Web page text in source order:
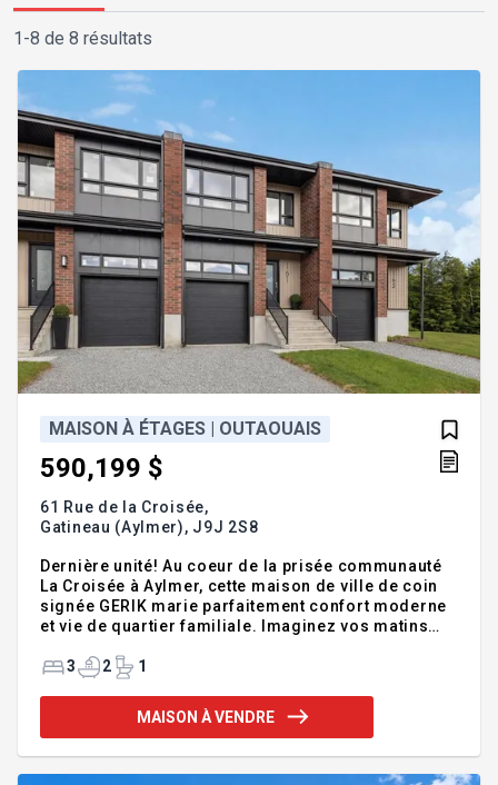
1-8 de 8 résultats
MAISON À ÉTAGES | OUTAOUAIS
590,199 $
61 Rue de la Croisée,
Gatineau (Aylmer), J9J 2S8
Dernière unité! Au coeur de la prisée communauté
La Croisée à Aylmer, cette maison de ville de coin
signée GERIK marie parfaitement confort moderne
et vie de quartier familiale. Imaginez vos matins
soupers animés dans un espace convivial. Avec ses
3 chambres et 2+1 salles de bain, c'est l'équilibre
idéal entre espace et fonctionnalité. Vos enfants
jouent au parc tout près, marchent vers l'école
3 2 1
MAISON À VENDRE